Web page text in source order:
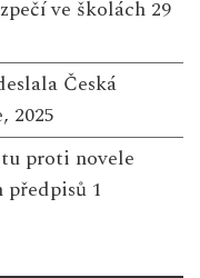
ve školách 29
Česká
2025
proti novele
předpisů 1